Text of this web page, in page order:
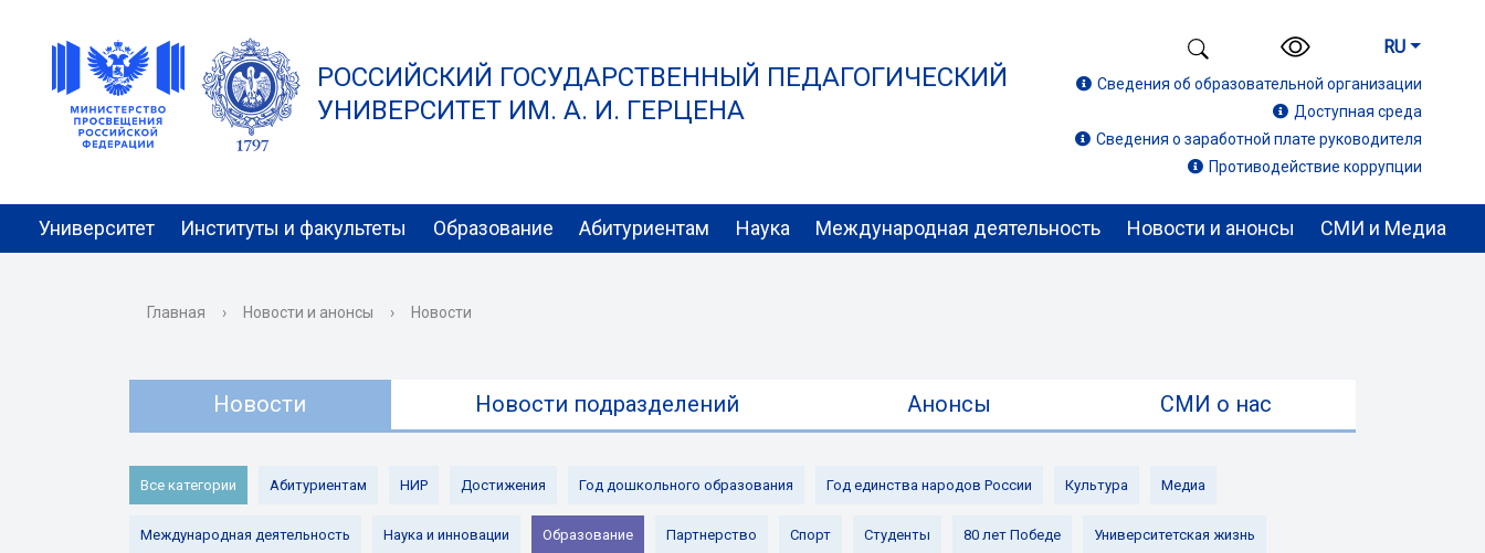
РОССИЙСКИЙ ГОСУДАРСТВЕННЫЙ ПЕДАГОГИЧЕСКИЙ
УНИВЕРСИТЕТ ИМ. А. И. ГЕРЦЕНА
RU
Сведения об образовательной организации
Доступная среда
Сведения о заработной плате руководителя
Противодействие коррупции
Университет Институты и факультеты Образование Абитуриентам Наука Международная деятельность Новости и анонсы СМИ и Медиа
Главная › Новости и анонсы › Новости
Новости Новости подразделений Анонсы СМИ о нас
Все категории Абитуриентам НИР Достижения Год дошкольного образования Год единства народов России Культура Медиа
Международная деятельность Наука и инновации Образование Партнерство Спорт Студенты 80 лет Победе Университетская жизнь